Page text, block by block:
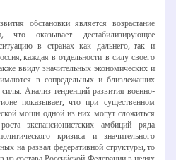
обстановки является возрастание
что оказывает дестабилизирующее
в странах как дальнего, так и
каждая в отдельности в силу своего
ввиду значительных экономических и
в сопредельных и близлежащих
Анализ тенденций развития военно­
показывает, что при существенном
мощи одной из них могут сложиться
экспансионистских амбиций ряда
кризиса и значительного
на развал федеративной структуры, то